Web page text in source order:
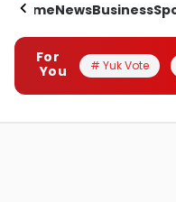
HomeNewsBusiness
For
You
# Yuk Vote